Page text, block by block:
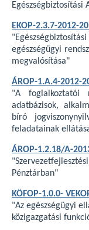
Egészségbiztosítási
EKOP-2.3.7-2012-
egészségügyi
megvalósítása"
ÁROP-1.A.4-2012-
"A foglalkoztatói
adatbázisok,
bíró
feladatainak
ÁROP-1.2.18/A-
Pénztárban"
KÖFOP-1.0.0-
"Az egészségügyi
közigazgatási